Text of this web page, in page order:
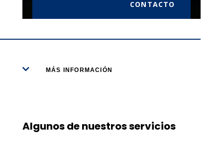
CONTACTO
 MÁS INFORMACIÓN
Algunos de nuestros servicios